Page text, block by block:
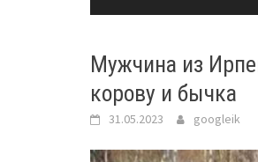
Мужчина из
корову и бычка
31.05.2023 googleik